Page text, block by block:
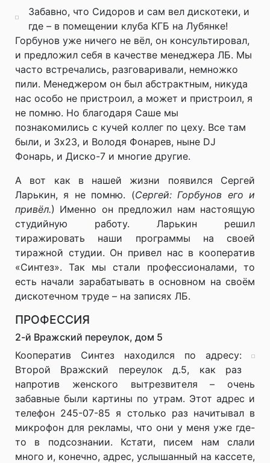
Забавно, что Сидоров и сам вел дискотеки, и
где – в помещении клуба КГБ на Лубянке!
Горбунов уже ничего не вёл, он консультировал,
и предложил себя в качестве менеджера ЛБ. Мы
часто встречались, разговаривали, немножко
пили. Менеджером он был абстрактным, никуда
нас особо не пристроил, а может и пристроил, я
не помню. Но благодаря Саше мы
познакомились с кучей коллег по цеху. Все там
были, и 3х23, и Володя Фонарев, ныне DJ
Фонарь, и Диско-7 и многие другие.
А вот как в нашей жизни появился Сергей
Ларькин, я не помню. (Сергей: Горбунов его и
привёл.) Именно он предложил нам настоящую
студийную работу. Ларькин решил
тиражировать наши программы на своей
тиражной студии. Он привел нас в кооператив
«Синтез». Так мы стали профессионалами, то
есть начали зарабатывать в основном на своём
дискотечном труде – на записях ЛБ.
ПРОФЕССИЯ
2-й Вражский переулок, дом 5
Кооператив Синтез находился по адресу:
Второй Вражский переулок д.5, как раз
напротив женского вытрезвителя – очень
забавные были картины по утрам. Этот адрес и
телефон 245-07-85 я столько раз начитывал в
микрофон для рекламы, что они у меня уже где-
то в подсознании. Кстати, писем нам слали
много и, конечно, адрес, услышанный на кассете,